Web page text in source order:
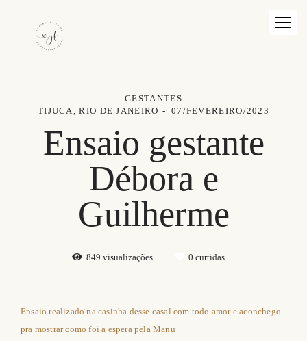
GESTANTES
TIJUCA, RIO DE JANEIRO
07/FEVEREIRO/2023
Ensaio gestante
Débora e
Guilherme
849 visualizações 0 curtidas
Ensaio realizado na casinha desse casal com todo amor e aconchego
pra mostrar como foi a espera pela Manu